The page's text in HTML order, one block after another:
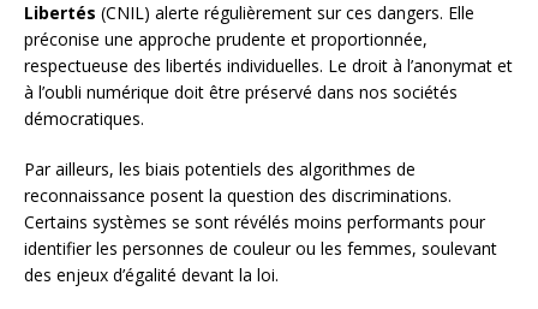
Libertés (CNIL) alerte régulièrement sur ces dangers. Elle
préconise une approche prudente et proportionnée,
respectueuse des libertés individuelles. Le droit à l’anonymat et
à l’oubli numérique doit être préservé dans nos sociétés
démocratiques.
Par ailleurs, les biais potentiels des algorithmes de
reconnaissance posent la question des discriminations.
Certains systèmes se sont révélés moins performants pour
identifier les personnes de couleur ou les femmes, soulevant
des enjeux d’égalité devant la loi.